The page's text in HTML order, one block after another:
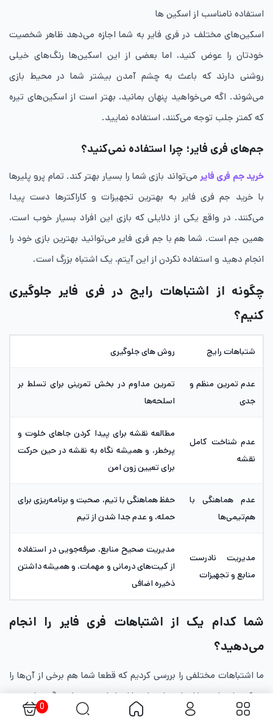
استفاده نامناسب از اسکین‌ ها
اسکین‌های مختلف در فری فایر به شما اجازه می‌دهد ظاهر شخصیت
خودتان را عوض کنید، اما بعضی از این اسکین‌ها رنگ‌های خیلی
روشنی دارند که باعث به چشم آمدن بیشتر شما در محیط بازی
می‌شوند. اگه می‌خواهید پنهان بمانید، بهتر است از اسکین‌های تیره
که کمتر جلب ‌توجه می‌کنند، استفاده نمایید.
جم‌های فری فایر؛ چرا استفاده نمی‌کنید؟
خرید جم فری فایر می‌تواند بازی شما را بسیار بهتر کند. تمام پرو پلیرها
با خرید جم فری فایر به بهترین تجهیزات و کاراکترها دست پیدا
می‌کنند. در واقع یکی از دلایلی که بازی این افراد بسیار خوب است،
همین جم است. شما هم با جم فری فایر می‌توانید بهترین بازی خود را
انجام دهید و استفاده نکردن از این آیتم، یک اشتباه بزرگ است.
چگونه از اشتباهات رایج در فری فایر جلوگیری
کنیم؟
شتباهات رایج روش های جلوگیری
عدم تمرین منظم و
جدی
تمرین مداوم در بخش تمرینی برای تسلط بر
اسلحه‌ها
عدم شناخت کامل
نقشه
مطالعه نقشه برای پیدا کردن جاهای خلوت و
پرخطر، و همیشه نگاه به نقشه در حین حرکت
برای تعیین زون امن
عدم هماهنگی با
هم‌تیمی‌ها
حفظ هماهنگی با تیم، صحبت و برنامه‌ریزی برای
حمله، و عدم جدا شدن از تیم
مدیریت نادرست
منابع و تجهیزات
مدیریت صحیح منابع، صرفه‌جویی در استفاده
از کیت‌های درمانی و مهمات، و همیشه داشتن
ذخیره اضافی
شما کدام یک از اشتباهات فری فایر را انجام
می‌دهید؟
ما اشتباهات مختلفی را بررسی کردیم که قطعا شما هم برخی از آن‌ها را
مرتکب شده‌اید. با انجام ندادن این اشتباهات، می‌توانید گیم پلی خود
را به سطوح بسیار بالاتری بکشید. ممکن است برخی از اشتباهات را جا
0